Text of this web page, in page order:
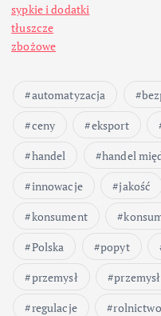
sypkie i dodatki
tłuszcze
zbożowe
automatyzacja
ceny
eksport
handel
handel
innowacje
jakość
konsument
Polska
popyt
przemysł
regulacje
rolnictwo